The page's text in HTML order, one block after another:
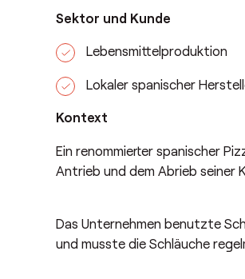
Sektor und Kunde
Lebensmittelproduktion
Lokaler spanischer
Kontext
Ein renommierter spanischer
Antrieb und dem Abrieb seiner
Das Unternehmen benutzte
und musste die Schläuche